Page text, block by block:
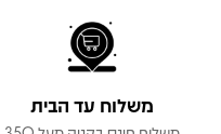
משלוח עד הבית